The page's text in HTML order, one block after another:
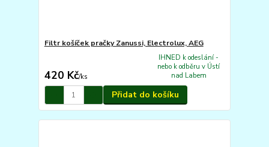
Filtr košíček pračky Zanussi, Electrolux, AEG
420 Kč/ks
IHNED k odeslání -
nebo k odběru v Ústí
nad Labem
Přidat do košíku